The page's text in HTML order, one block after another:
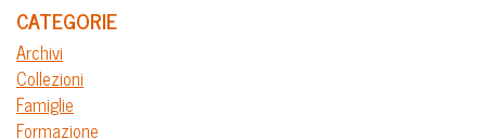
CATEGORIE
Archivi
Collezioni
Famiglie
Formazione